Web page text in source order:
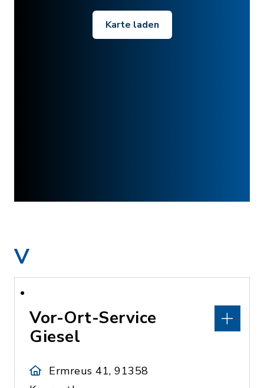
Karte laden
V
Vor-Ort-Service
Giesel
Ermreus 41, 91358